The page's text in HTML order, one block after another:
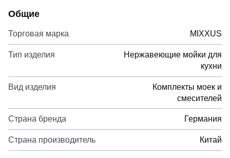
Общие
Торговая марка MIXXUS
Тип изделия
Нержавеющие мойки для
кухни
Вид изделия
Комплекты моек и
смесителей
Страна бренда Германия
Страна производитель Китай